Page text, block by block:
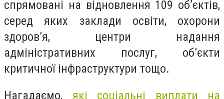
спрямовані на відновлення 109 об’єктів,
серед яких заклади освіти, охорони
здоров’я, центри надання
адміністративних послуг, об’єкти
критичної інфраструктури тощо.
Нагадаємо, які соціальні виплати на